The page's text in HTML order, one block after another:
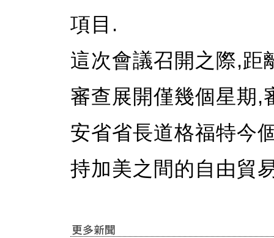
項目.
這次會議召開之際,距
審查展開僅幾個星期,
安省省長道格福特今
持加美之間的自由貿